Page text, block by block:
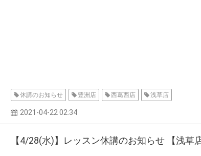
休講のお知らせ 豊洲店 西葛西店 浅草店
2021-04-22 02:34
【4/28(水)】レッスン休講のお知らせ 【浅草